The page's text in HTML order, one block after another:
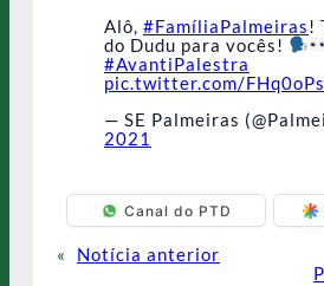
Alô, #FamíliaPalmeiras!
do Dudu para vocês!
#AvantiPalestra
pic.twitter.com/
— SE Palmeiras
2021
Canal do PTD
«
Notícia anterior